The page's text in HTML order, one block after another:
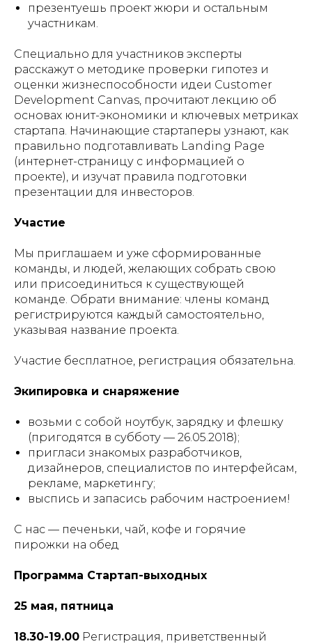
презентуешь проект жюри и остальным
участникам.
Специально для участников эксперты
расскажут о методике проверки гипотез и
оценки жизнеспособности идеи Customer
Development Canvas, прочитают лекцию об
основах юнит-экономики и ключевых метриках
стартапа. Начинающие стартаперы узнают, как
правильно подготавливать Landing Page
(интернет-страницу с информацией о
проекте), и изучат правила подготовки
презентации для инвесторов.
Участие
Мы приглашаем и уже сформированные
команды, и людей, желающих собрать свою
или присоединиться к существующей
команде. Обрати внимание: члены команд
регистрируются каждый самостоятельно,
указывая название проекта.
Участие бесплатное, регистрация обязательна.
Экипировка и снаряжение
возьми с собой ноутбук, зарядку и флешку
(пригодятся в субботу — 26.05.2018);
пригласи знакомых разработчиков,
дизайнеров, специалистов по интерфейсам,
рекламе, маркетингу;
выспись и запасись рабочим настроением!
С нас — печеньки, чай, кофе и горячие
пирожки на обед
Программа Стартап-выходных
25 мая, пятница
18.30-19.00 Регистрация, приветственный